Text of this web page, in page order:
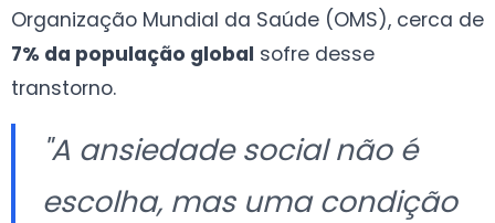
Organização Mundial da Saúde (OMS), cerca de
7% da população global sofre desse
transtorno.
"A ansiedade social não é
escolha, mas uma condição